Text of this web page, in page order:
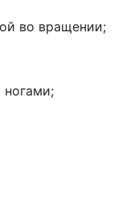
во вращении;